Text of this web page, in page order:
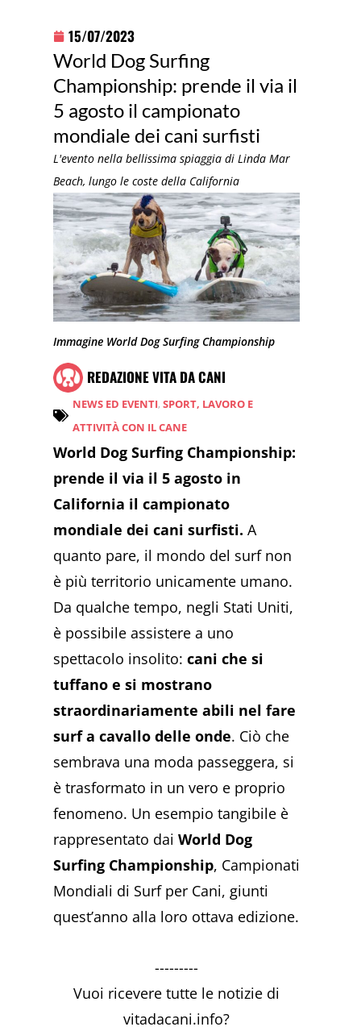
15/07/2023
World Dog Surfing
Championship: prende il via il
5 agosto il campionato
mondiale dei cani surfisti
L'evento nella bellissima spiaggia di Linda Mar
Beach, lungo le coste della California
Immagine World Dog Surfing Championship
REDAZIONE VITA DA CANI
NEWS ED EVENTI,SPORT, LAVORO E
ATTIVITÀ CON IL CANE
World Dog Surfing Championship:
prende il via il 5 agosto in
California il campionato
mondiale dei cani surfisti. A
quanto pare, il mondo del surf non
è più territorio unicamente umano.
Da qualche tempo, negli Stati Uniti,
è possibile assistere a uno
spettacolo insolito:cani che si
tuffano e si mostrano
straordinariamente abili nel fare
surf a cavallo delle onde. Ciò che
sembrava una moda passeggera, si
è trasformato in un vero e proprio
fenomeno. Un esempio tangibile è
rappresentato daiWorld Dog
Surfing Championship, Campionati
Mondiali di Surf per Cani, giunti
quest’anno alla loro ottava edizione.
---------
Vuoi ricevere tutte le notizie di
vitadacani.info?